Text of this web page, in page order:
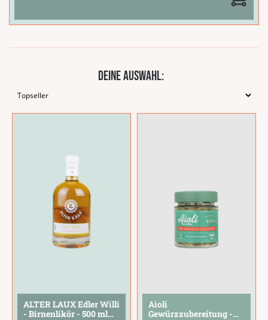
Deine Auswahl:
ALTER LAUX Edler Willi
- Birnenlikör - 500 ml
Aioli
Gewürzzubereitung -